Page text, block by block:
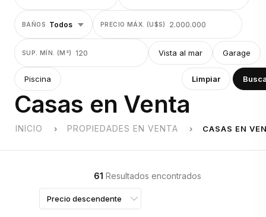
BAÑOS PRECIO MÁX. (U$S)
SUP. MÍN. (M²) Vista al mar Garage
Piscina Limpiar
Casas en Venta
INICIO PROPIEDADES EN VENTA CASAS EN
61 Resultados encontrados